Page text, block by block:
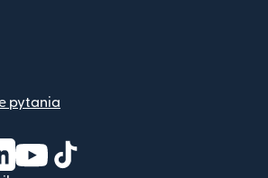
pytania
nowym oknie)
się w nowym oknie)
się w nowym oknie)
(otwiera się w nowym oknie)
(otwiera się w nowym oknie)